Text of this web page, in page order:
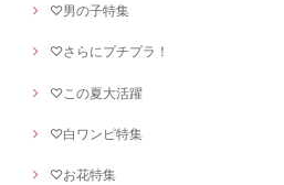
♡男の子特集
♡さらにプチプラ！
♡この夏大活躍
♡白ワンピ特集
♡お花特集